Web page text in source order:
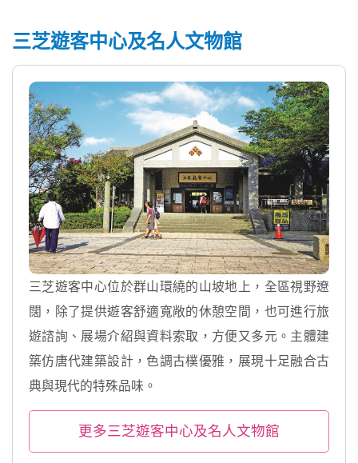
三芝遊客中心及名人文物館
三芝遊客中心位於群山環繞的山坡地上，全區視野遼
闊，除了提供遊客舒適寬敞的休憩空間，也可進行旅
遊諮詢、展場介紹與資料索取，方便又多元。主體建
築仿唐代建築設計，色調古樸優雅，展現十足融合古
典與現代的特殊品味。
更多三芝遊客中心及名人文物館